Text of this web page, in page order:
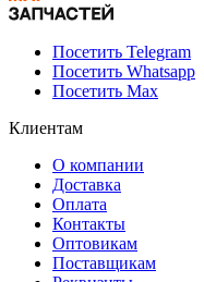
Посетить Telegram
Посетить Whatsapp
Посетить Max
Клиентам
О компании
Доставка
Оплата
Контакты
Оптовикам
Поставщикам